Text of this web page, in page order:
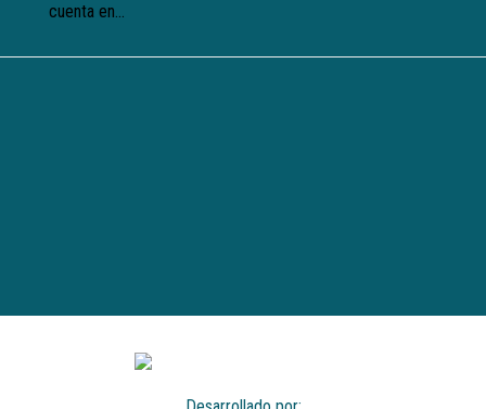
cuenta en...